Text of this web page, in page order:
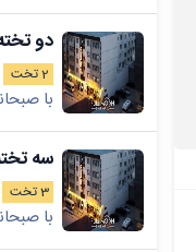
دو
2 تخت
با
سه
3 تخت
با